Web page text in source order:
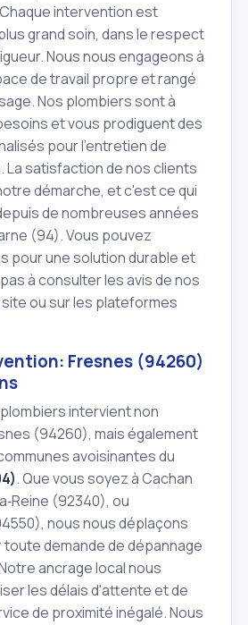
intervention est
grand soin, dans le respect
Nous nous engageons à
de travail propre et rangé
Nos plombiers sont à
et vous prodiguent des
pour l'entretien de
La satisfaction de nos clients
démarche, et c'est ce qui
de nombreuses années
(94). Vous pouvez
pour une solution durable et
à consulter les avis de nos
ou sur les plateformes
Fresnes (94260)
intervient non
(94260), mais également
avoisinantes du
. Que vous soyez à Cachan
(92340), ou
nous nous déplaçons
demande de dépannage
ancrage local nous
les délais d'attente et de
de proximité inégalé. Nous